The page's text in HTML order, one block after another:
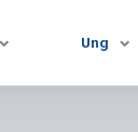
Ung